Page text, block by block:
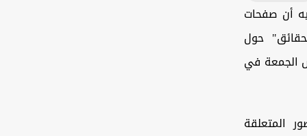
أن صفحات
حول
الجمعة في
المتعلقة